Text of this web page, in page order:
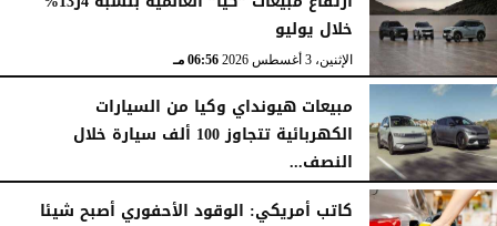
خلال يوليو
الإثنين، 3 أغسطس 2026 06:56 مـ
مبيعات هيونداي وكيا من السيارات
الكهربائية تتجاوز 100 ألف سيارة خلال
النصف...
الأحد، 2 أغسطس 2026 06:17 مـ
كاتب أمريكي: الوقود الأحفوري أصبح شيئا